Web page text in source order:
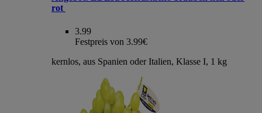
rot
3.99
Festpreis von 3.99€
kernlos, aus Spanien oder Italien, Klasse I, 1 kg